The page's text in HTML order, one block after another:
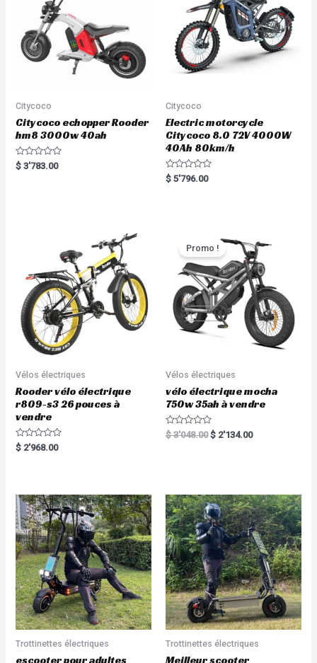
Citycoco
Citycoco echopper Rooder
hm8 3000w 40ah
R
a
$ 3'783.00
Citycoco
Electric motorcycle
Citycoco 8.0 72V 4000W
40Ah 80km/h
R
a
$ 5'796.00
Vélos électriques
Rooder vélo électrique
r809-s3 26 pouces à
vendre
R
a
o
u
t
o
f
5
$ 2'968.00
Promo !
Vélos électriques
vélo électrique mocha
750w 35ah à vendre
R
a
t
o
f
5
$3'048.00 $ 2'134.00
Trottinettes électriques
escooter pour adultes
Trottinettes électriques
Meilleur scooter